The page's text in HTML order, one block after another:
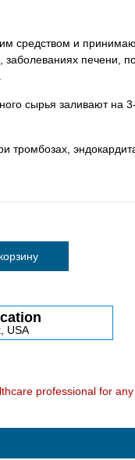
средством и
печени,
сырья заливают на
тромбозах,
USA
professional for